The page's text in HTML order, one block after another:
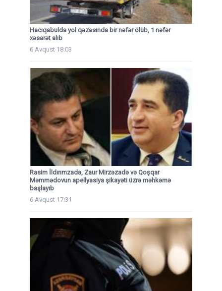
Hacıqabulda yol qəzasında bir nəfər ölüb, 1 nəfər
xəsarət alıb
6 Avqust 18:03
Rasim İldırımzadə, Zaur Mirzəzadə və Qoşqar
Məmmədovun apellyasiya şikayəti üzrə məhkəmə
başlayıb
6 Avqust 17:31